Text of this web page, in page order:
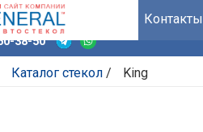
Контакты
38-50
Каталог стекол / King